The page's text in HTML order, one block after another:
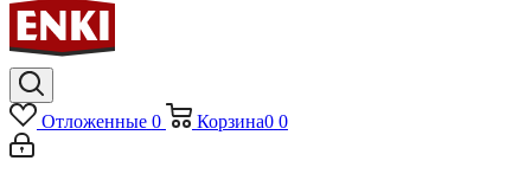
Отложенные 0 Корзина0 0